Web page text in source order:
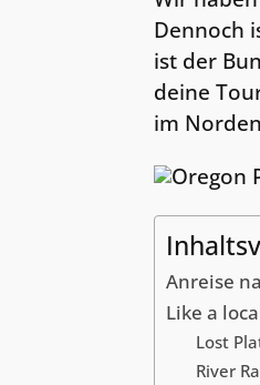
Dennoch
ist der
deine
im
Anreise
Like a
Lost
River